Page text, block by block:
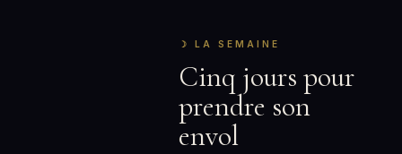
☽ LA SEMAINE
Cinq jours pour
prendre son
envol